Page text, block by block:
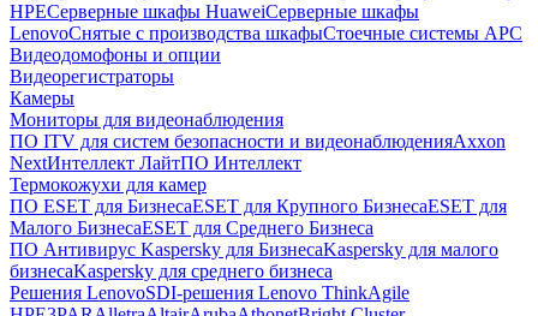
HPEСерверные шкафы HuaweiСерверные шкафы
LenovoСнятые с производства шкафыСтоечные системы APC
Видеодомофоны и опции
Видеорегистраторы
Камеры
Мониторы для видеонаблюдения
ПО ITV для систем безопасности и видеонаблюденияAxxon
NextИнтеллект ЛайтПО Интеллект
Термокожухи для камер
ПО ESET для БизнесаESET для Крупного БизнесаESET для
Малого БизнесаESET для Среднего Бизнеса
ПО Антивирус Kaspersky для БизнесаKaspersky для малого
бизнесаKaspersky для среднего бизнеса
Решения LenovoSDI-решения Lenovo ThinkAgile